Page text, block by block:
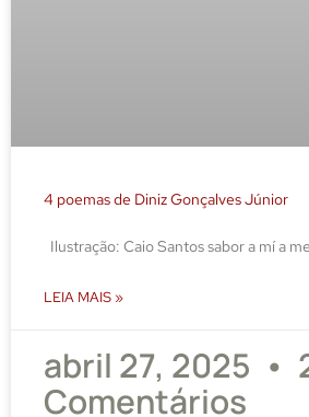
4 poemas de Diniz Gonçalves Júnior
Ilustração: Caio Santos sabor a mí a
LEIA MAIS »
abril 27, 2025
Comentários